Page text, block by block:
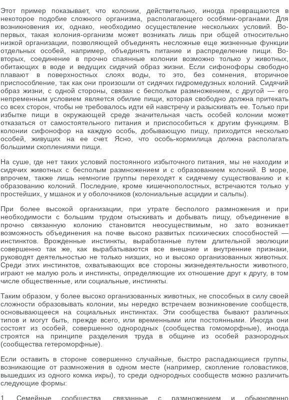
Этот пример показывает, что колонии, действительно, иногда превращаются в
некоторое подобие сложного организма, располагающего особями-органами. Для
возникновения их, однако, необходимо осуществление нескольких условий. Во-
первых, такая колония-организм может возникать лишь при общей относительно
низкой организации, позволяющей объединять несложные еще жизненные функции
отдельных особей, например, объединять питание и распределение пищи. Во-
вторых, соединение в прочно спаянные колонии возможно только у животных,
обитающих в воде и ведущих сидячий образ жизни. Если сифонофоры свободно
плавают в поверхностных слоях воды, то это, без сомнения, вторичное
приспособление, так как они произошли от сидячих гидромедузных колоний. Сидячий
образ жизни, с одной стороны, связан с бесполым размножением, с другой — его
непременным условием является обилие пищи, которая свободно должна притекать
со всех сторон, чтобы не требовалось идти ей навстречу и разыскивать ее. Только при
избытке пищи в окружающей среде значительная часть особей колонии может
отказаться от самостоятельного питания и приспособиться к другим функциям. В
колонии сифонофор на каждую особь, добывающую пищу, приходится несколько
особей, живущих на ее счет. Ясно, что особь-кормилица должна располагать
большими скоплениями пищи.
На суше, где нет таких условий постоянного избыточного питания, мы не находим и
сидячих животных с бесполым размножением и с образованием колоний. В море,
впрочем, также лишь немногие группы переходят к сидячему существованию и к
образованию колоний. Последние, кроме кишечнополостных, встречаются только у
простейших, у мшанок и у оболочников (колониальные асцидии и сальпы).
При более высокой организации, при утрате бесполого размножения и при
необходимости с большим трудом отыскивать и добывать пищу, объединение в
прочно связанную колонию становится неосуществимым, но зато возникает
возможность объединения на почве высоко развитых психических способностей —
инстинктов. Врожденные инстинкты, выработанные путем длительной эволюции
совершенно так же, как вырабатываются все внешние и внутренние признаки,
руководят деятельностью не только низших, но и высоко организованных животных.
Среди этих инстинктов, охватывающих все стороны жизнедеятельности животного,
играют не малую роль и инстинкты, определяющие их отношение друг к другу, в том
числе общественные, или социальные, инстинкты.
Таким образом, у более высоко организованных животных, не способных в силу своей
сложности образовывать колонии, мы нередко встречаем возникновение сообществ,
основывающееся на социальных инстинктах. Эти сообщества бывают различных
типов и могут быть, прежде всего, или временными или постоянными. Иногда они
состоят из особей, совершенно однородных (сообщества гомоморфные), иногда
строятся на принципе разделения труда в общине из особей разнородных
(сообщества гетероморфные).
Если оставить в стороне совершенно случайные, быстро распадающиеся группы,
возникающие от размножения в одном месте (например, скопление головастиков,
вышедших из одного комка икры), то среди однородных сообществ можно различить
следующие формы:
1. Семейные сообщества , связанные с размножением и обыкновенно